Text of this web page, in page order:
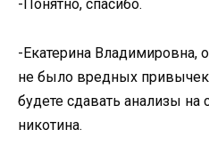
-Понятно, спасибо.
-Екатерина Владимировна,
не было вредных
будете сдавать анализы на
никотина.